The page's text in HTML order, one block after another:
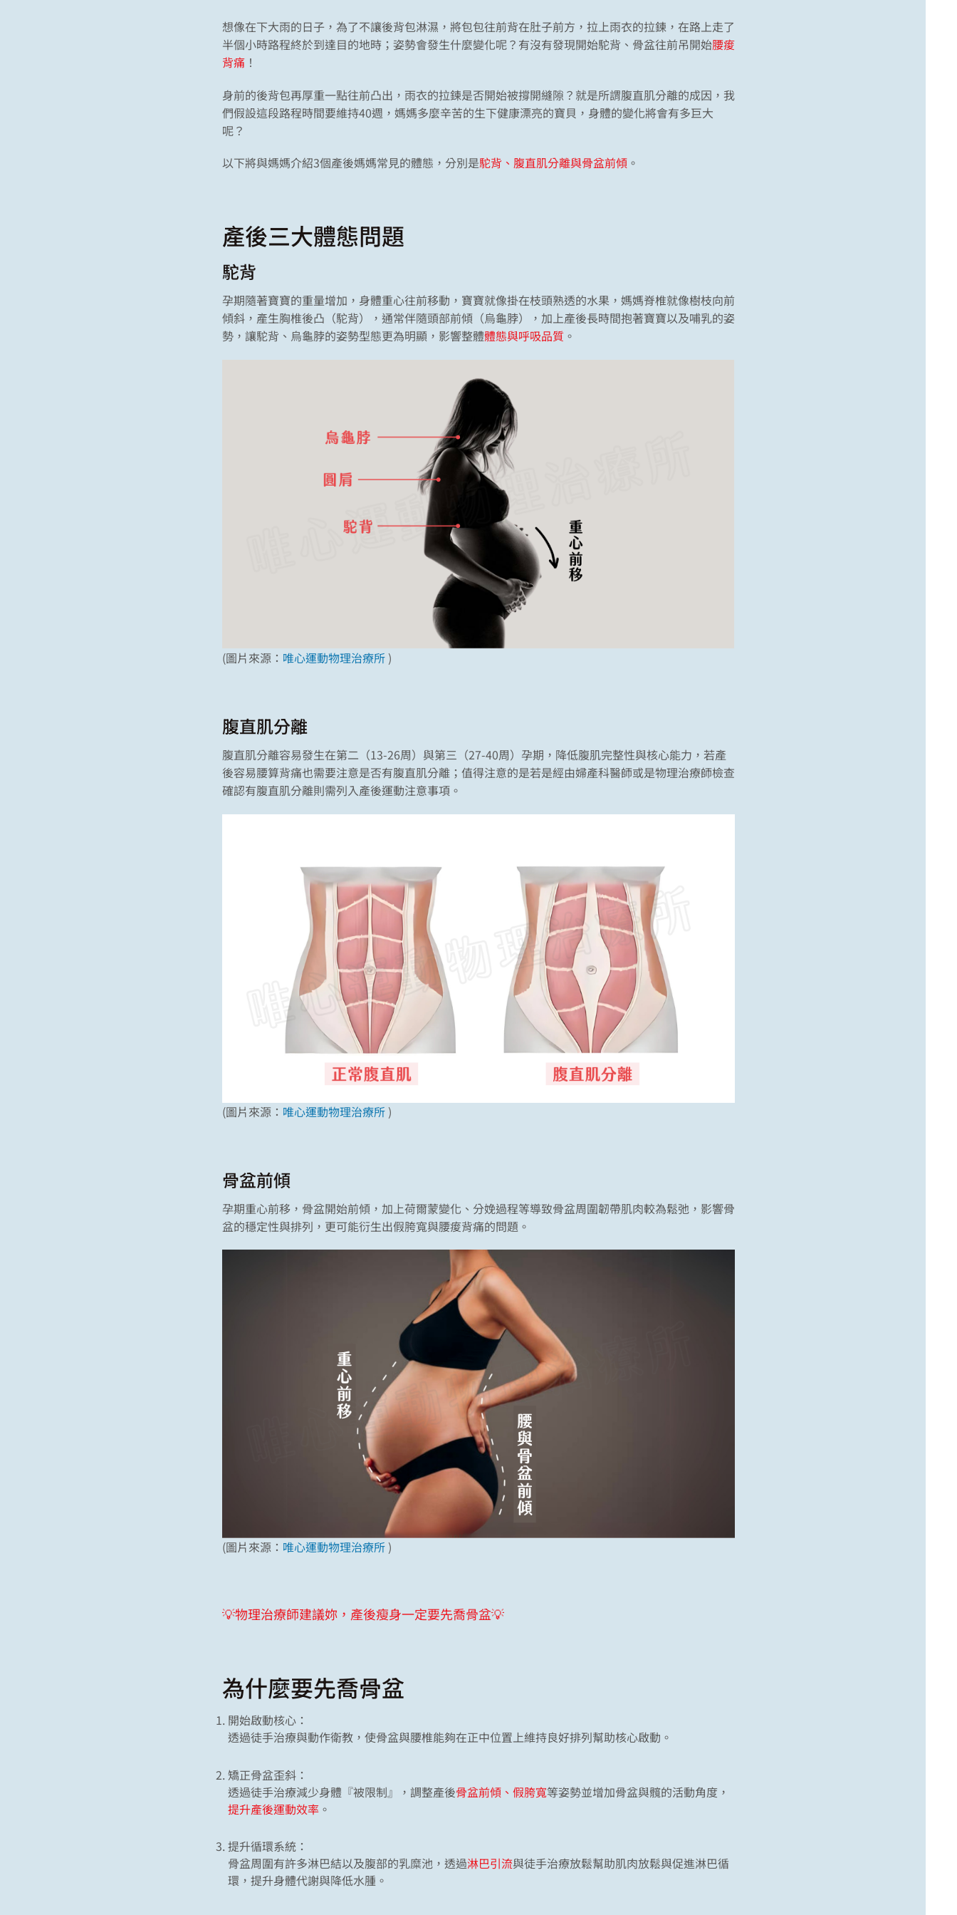
想像在下大雨的日子，為了不讓後背包淋濕，將包包往前背在肚子前方，拉上雨衣的拉鍊，在路上走了
半個小時路程終於到達目的地時；姿勢會發生什麼變化呢？有沒有發現開始駝背、骨盆往前吊開始腰痠
背痛 ！
身前的後背包再厚重一點往前凸出，雨衣的拉鍊是否開始被撐開縫隙？就是所謂腹直肌分離的成因，我
們假設這段路程時間要維持40週，媽媽多麼辛苦的生下健康漂亮的寶貝，身體的變化將會有多巨大
呢？
以下將與媽媽介紹3個產後媽媽常見的體態，分別是駝背、腹直肌分離與骨盆前傾 。
產後三大體態問題
駝背
孕期隨著寶寶的重量增加，身體重心往前移動，寶寶就像掛在枝頭熟透的水果，媽媽脊椎就像樹枝向前
傾斜，產生胸椎後凸（駝背），通常伴隨頭部前傾（烏龜脖），加上產後長時間抱著寶寶以及哺乳的姿
勢，讓駝背、烏龜脖的姿勢型態更為明顯，影響整體體態與呼吸品質 。
(圖片來源： 唯心運動物理治療所 )
腹直肌分離
腹直肌分離容易發生在第二（13-26周）與第三（27-40周）孕期，降低腹肌完整性與核心能力，若產
後容易腰算背痛也需要注意是否有腹直肌分離；值得注意的是若是經由婦產科醫師或是物理治療師檢查
確認有腹直肌分離則需列入產後運動注意事項。
(圖片來源： 唯心運動物理治療所 )
骨盆前傾
孕期重心前移，骨盆開始前傾，加上荷爾蒙變化、分娩過程等導致骨盆周圍韌帶肌肉較為鬆弛，影響骨
盆的穩定性與排列，更可能衍生出假胯寬與腰痠背痛的問題。
(圖片來源： 唯心運動物理治療所 )
💡物理治療師建議妳，產後瘦身一定要先喬骨盆💡
為什麼要先喬骨盆
開始啟動核心：
透過徒手治療與動作衛教，使骨盆與腰椎能夠在正中位置上維持良好排列幫助核心啟動。
矯正骨盆歪斜：
透過徒手治療減少身體『被限制』，調整產後骨盆前傾、假胯寬等姿勢並增加骨盆與髖的活動角度，
提升產後運動效率 。
提升循環系統：
骨盆周圍有許多淋巴結以及腹部的乳糜池，透過淋巴引流與徒手治療放鬆幫助肌肉放鬆與促進淋巴循
環，提升身體代謝與降低水腫。